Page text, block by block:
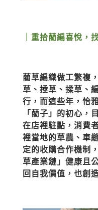
｜重拾藺編喜悅，
藺草編織做工繁複
草、捶草、揉草、
行，而這些年，怡
「藺子」的初心，
在店裡駐點，消費
裡當地的草農、車
定的收購合作機制
草產業鏈」健康且
回自我價值，也創